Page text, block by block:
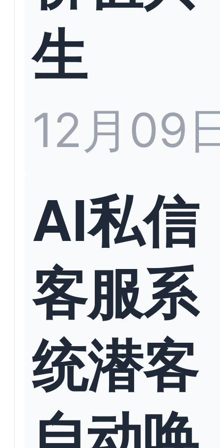
生
12月09
AI私信
客服系
统潜客